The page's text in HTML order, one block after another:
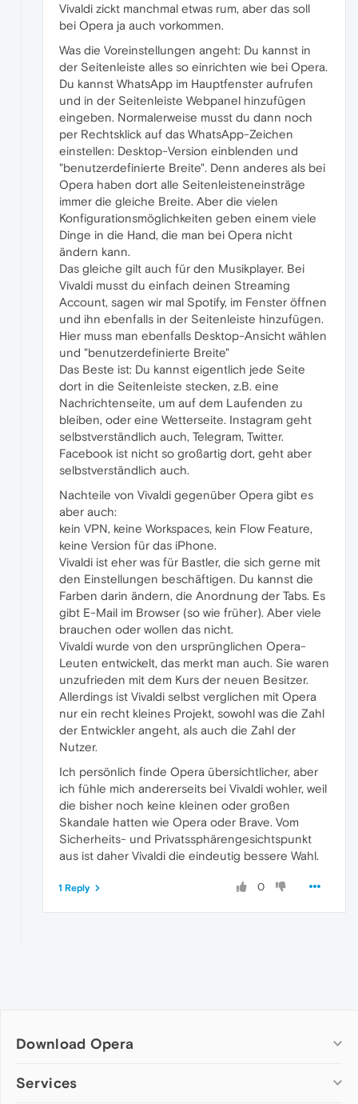
Vivaldi zickt manchmal etwas rum, aber das soll
bei Opera ja auch vorkommen.
Was die Voreinstellungen angeht: Du kannst in
der Seitenleiste alles so einrichten wie bei Opera.
Du kannst WhatsApp im Hauptfenster aufrufen
und in der Seitenleiste Webpanel hinzufügen
eingeben. Normalerweise musst du dann noch
per Rechtsklick auf das WhatsApp-Zeichen
einstellen: Desktop-Version einblenden und
"benutzerdefinierte Breite". Denn anderes als bei
Opera haben dort alle Seitenleisteneinsträge
immer die gleiche Breite. Aber die vielen
Konfigurationsmöglichkeiten geben einem viele
Dinge in die Hand, die man bei Opera nicht
ändern kann.
Das gleiche gilt auch für den Musikplayer. Bei
Vivaldi musst du einfach deinen Streaming
Account, sagen wir mal Spotify, im Fenster öffnen
und ihn ebenfalls in der Seitenleiste hinzufügen.
Hier muss man ebenfalls Desktop-Ansicht wählen
und "benutzerdefinierte Breite"
Das Beste ist: Du kannst eigentlich jede Seite
dort in die Seitenleiste stecken, z.B. eine
Nachrichtenseite, um auf dem Laufenden zu
bleiben, oder eine Wetterseite. Instagram geht
selbstverständlich auch, Telegram, Twitter.
Facebook ist nicht so großartig dort, geht aber
selbstverständlich auch.
Nachteile von Vivaldi gegenüber Opera gibt es
aber auch:
kein VPN, keine Workspaces, kein Flow Feature,
keine Version für das iPhone.
Vivaldi ist eher was für Bastler, die sich gerne mit
den Einstellungen beschäftigen. Du kannst die
Farben darin ändern, die Anordnung der Tabs. Es
gibt E-Mail im Browser (so wie früher). Aber viele
brauchen oder wollen das nicht.
Vivaldi wurde von den ursprünglichen Opera-
Leuten entwickelt, das merkt man auch. Sie waren
unzufrieden mit dem Kurs der neuen Besitzer.
Allerdings ist Vivaldi selbst verglichen mit Opera
nur ein recht kleines Projekt, sowohl was die Zahl
der Entwickler angeht, als auch die Zahl der
Nutzer.
Ich persönlich finde Opera übersichtlicher, aber
ich fühle mich andererseits bei Vivaldi wohler, weil
die bisher noch keine kleinen oder großen
Skandale hatten wie Opera oder Brave. Vom
Sicherheits- und Privatssphärengesichtspunkt
aus ist daher Vivaldi die eindeutig bessere Wahl.
0
1 Reply
Download Opera
Computer browsers
Services